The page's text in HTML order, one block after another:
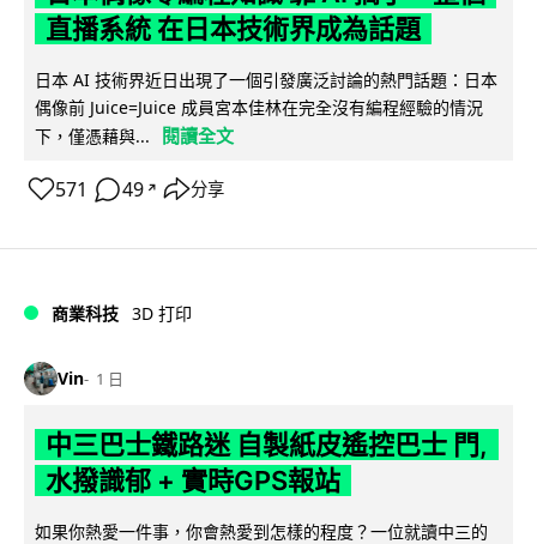
直播系統 在日本技術界成為話題
日本 AI 技術界近日出現了一個引發廣泛討論的熱門話題：日本
偶像前 Juice=Juice 成員宮本佳林在完全沒有編程經驗的情況
下，僅憑藉與...
閱讀全文
571 49 ↗ 分享
商業科技 3D 打印
Vin 1 日
中三巴士鐵路迷 自製紙皮遙控巴士 門,
水撥識郁 + 實時GPS報站
如果你熱愛一件事，你會熱愛到怎樣的程度？一位就讀中三的